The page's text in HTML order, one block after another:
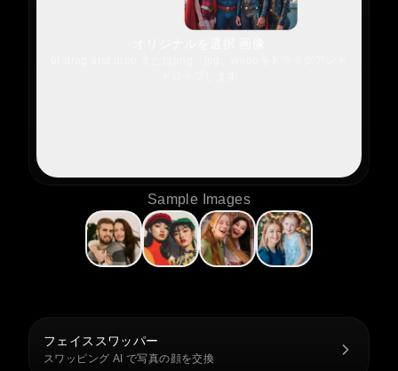
Sample Images
フェイススワッパー
スワッピング AI で写真の顔を交換